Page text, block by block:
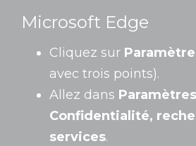
Microsoft Edge
Cliquez sur
avec trois points).
Allez dans Paramètres
Confidentialité,
services.